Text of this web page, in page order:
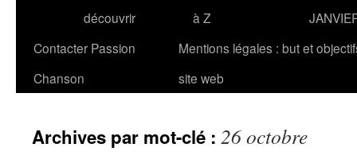
découvrir
à Z
Contacter Passion
Chanson
Mentions légales : but et
site web
Archives par mot-clé : 26 octobre